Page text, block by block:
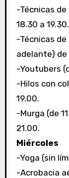
-Técnicas de
18.30 a 19.30.
-Técnicas de
adelante) de
-Youtubers
-Hilos con
19.00.
-Murga (de
21.00.
Miércoles
-Yoga (sin
-Acrobacia